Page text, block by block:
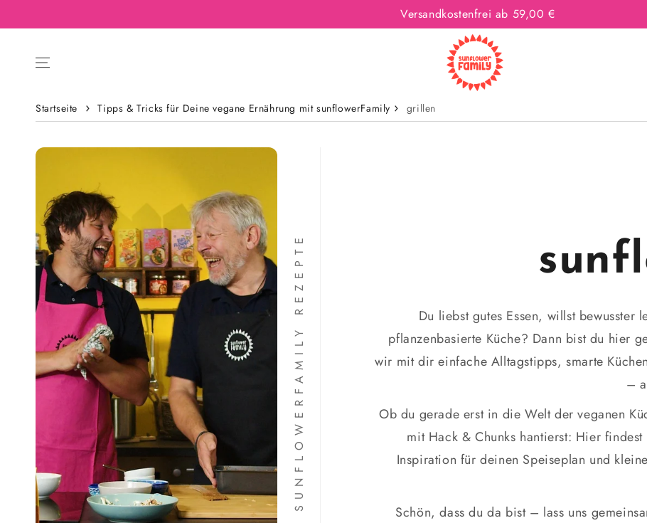
Versandkostenfrei ab 59,00 €
Startseite Tipps & Tricks für Deine vegane Ernährung mit sunflowerFamily grillen
SUNFLOWERFAMILY REZEPTE
Du liebst gutes Essen, willst bewusster
pflanzenbasierte Küche? Dann bist du hier
wir mit dir einfache Alltagstipps, smarte
–
Ob du gerade erst in die Welt der veganen
mit Hack & Chunks hantierst: Hier
Inspiration für deinen Speiseplan und
Schön, dass du da bist – lass uns